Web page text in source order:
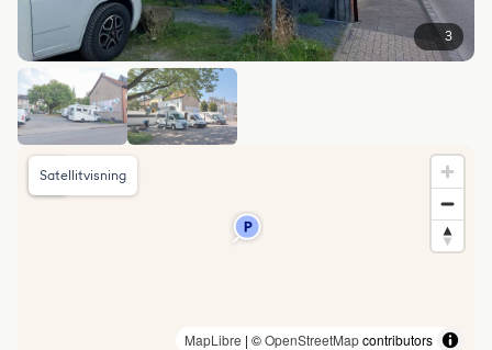
3
MapLibre | ©OpenStreetMapcontributors
Satellitvisning